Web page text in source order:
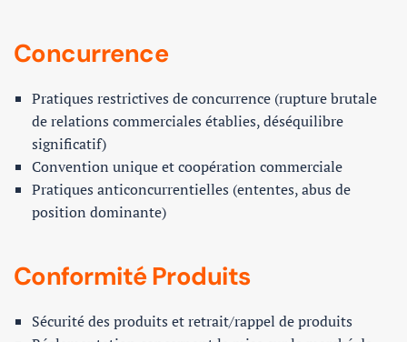
Concurrence
Pratiques restrictives de concurrence (rupture brutale
de relations commerciales établies, déséquilibre
significatif)
Convention unique et coopération commerciale
Pratiques anticoncurrentielles (ententes, abus de
position dominante)
Conformité Produits
Sécurité des produits et retrait/rappel de produits